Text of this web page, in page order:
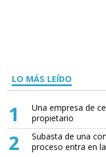
LO MÁS LEÍDO
1
Una empresa de
propietario
2
Subasta de una
proceso entra en